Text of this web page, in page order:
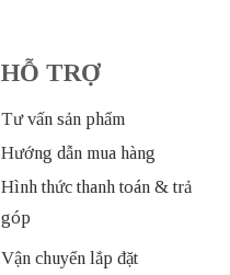
HỖ TRỢ
Tư vấn sản phẩm
Hướng dẫn mua hàng
Hình thức thanh toán & trả
góp
Vận chuyển lắp đặt